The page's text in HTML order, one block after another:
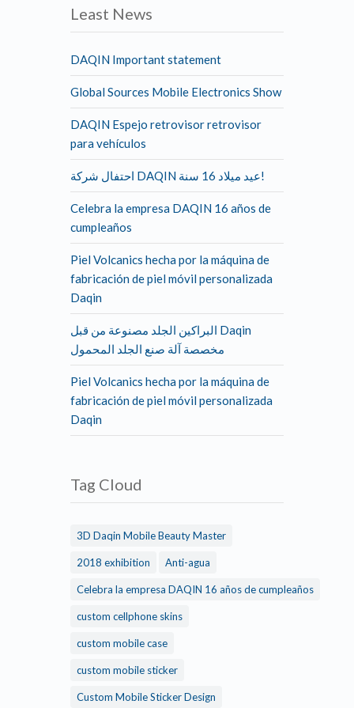
Least News
DAQIN Important statement
Global Sources Mobile Electronics Show
DAQIN Espejo retrovisor retrovisor
para vehículos
احتفال شركة DAQIN عيد ميلاد 16 سنة!
Celebra la empresa DAQIN 16 años de
cumpleaños
Piel Volcanics hecha por la máquina de
fabricación de piel móvil personalizada
Daqin
البراكين الجلد مصنوعة من قبل Daqin
مخصصة آلة صنع الجلد المحمول
Piel Volcanics hecha por la máquina de
fabricación de piel móvil personalizada
Daqin
Tag Cloud
3D Daqin Mobile Beauty Master
2018 exhibition Anti-agua
Celebra la empresa DAQIN 16 años de cumpleaños
custom cellphone skins
custom mobile case
custom mobile sticker
Custom Mobile Sticker Design